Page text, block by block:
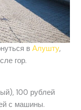
вАлушту,
гор.
100 рублей
с машины.